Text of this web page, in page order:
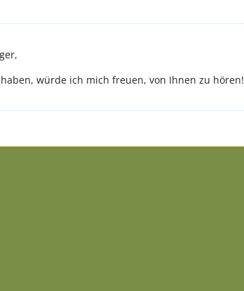
würde ich mich freuen, von Ihnen zu hören!